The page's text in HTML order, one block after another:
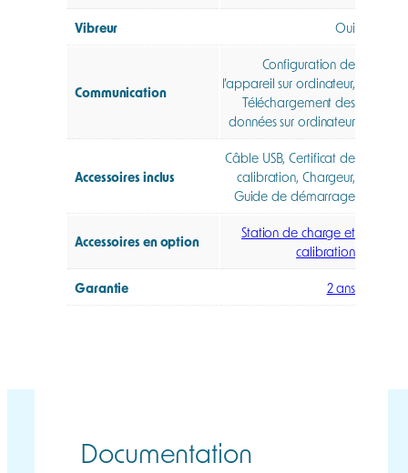
Vibreur Oui
Communication
Configuration de
l’appareil sur ordinateur,
Téléchargement des
données sur ordinateur
Accessoires inclus
Câble USB, Certificat de
calibration, Chargeur,
Guide de démarrage
Accessoires en option
Station de charge et
calibration
Garantie 2 ans
Documentation